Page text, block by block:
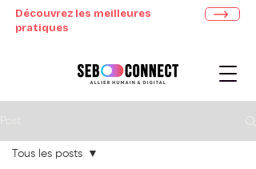
Découvrez les meilleures
pratiques
Tous les posts